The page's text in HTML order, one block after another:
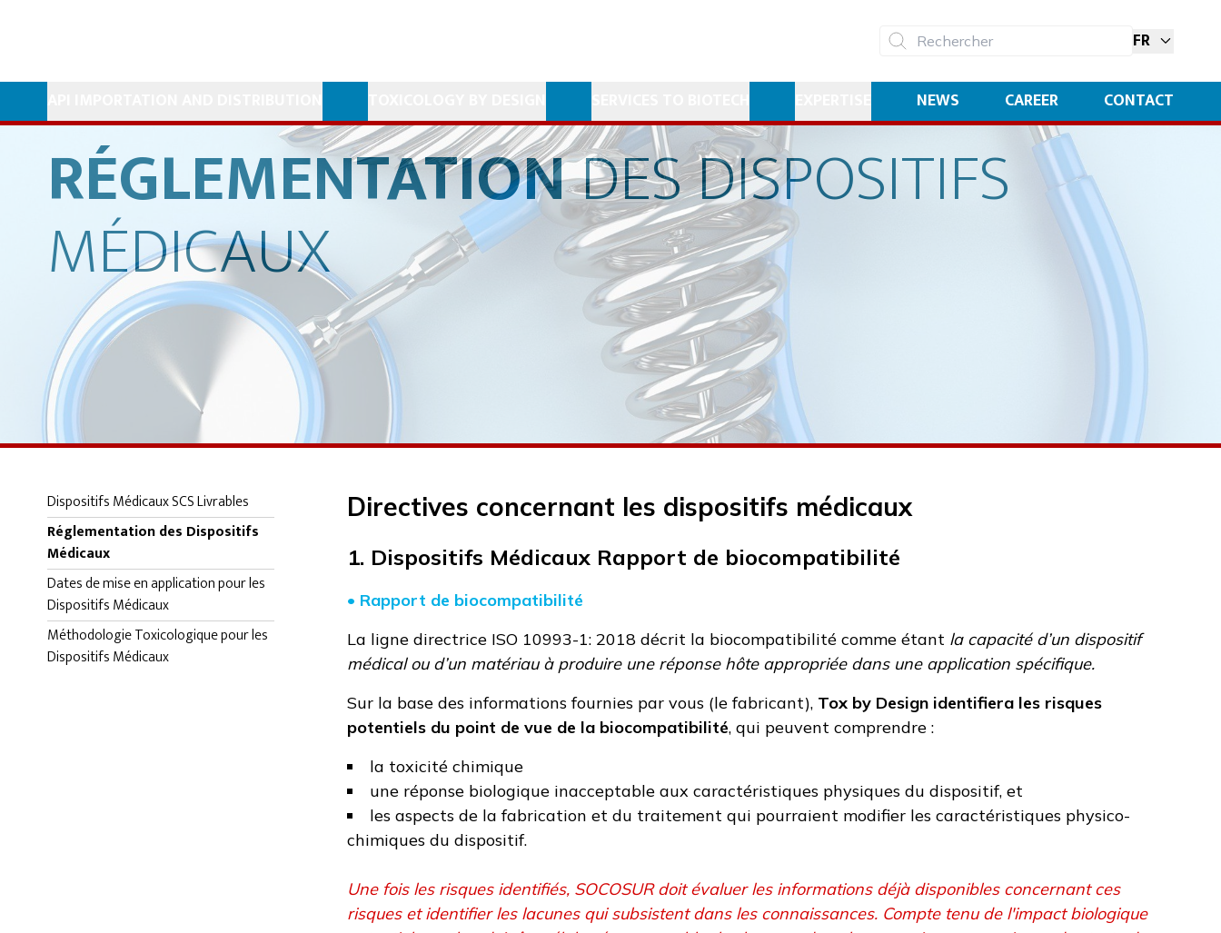
FR
NEWS CAREER CONTACT
RÉGLEMENTATIONDESDISPOSITIFS
MÉDICAUX
Dispositifs Médicaux SCS Livrables
Réglementation des Dispositifs
Médicaux
Dates de mise en application pour les
Dispositifs Médicaux
Méthodologie Toxicologique pour les
Dispositifs Médicaux
Directives concernant les dispositifs médicaux
1. Dispositifs Médicaux Rapport de biocompatibilité
• Rapport de biocompatibilité
La ligne directrice ISO 10993-1: 2018 décrit la biocompatibilité comme étant la capacité d’un dispositif
médical ou d’un matériau à produire une réponse hôte appropriée dans une application spécifique.
Sur la base des informations fournies par vous (le fabricant), Tox by Design identifiera les risques
potentiels du point de vue de la biocompatibilité, qui peuvent comprendre :
la toxicité chimique
une réponse biologique inacceptable aux caractéristiques physiques du dispositif, et
les aspects de la fabrication et du traitement qui pourraient modifier les caractéristiques physico-
chimiques du dispositif.
Une fois les risques identifiés, SOCOSUR doit évaluer les informations déjà disponibles concernant ces
risques et identifier les lacunes qui subsistent dans les connaissances. Compte tenu de l'impact biologique